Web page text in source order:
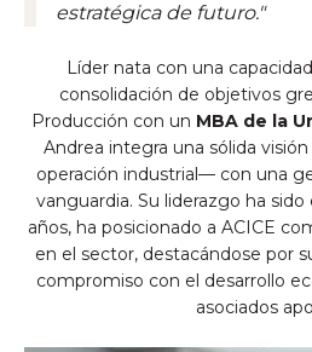
estratégica de futuro."
Líder nata con una
consolidación de objetivos
Producción con un MBA de la
Andrea integra una sólida
operación industrial— con una
vanguardia. Su liderazgo ha
años, ha posicionado a ACICE c
en el sector, destacándose por
compromiso con el desarrollo
asociados